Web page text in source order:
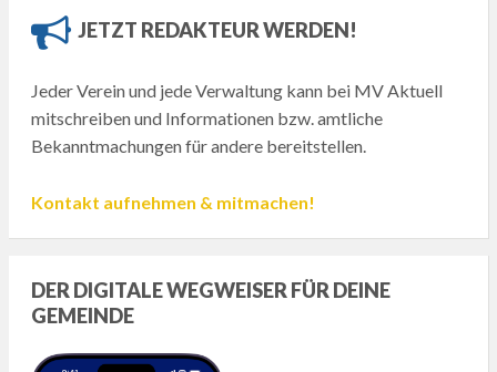
JETZT REDAKTEUR WERDEN!
Jeder Verein und jede Verwaltung kann bei MV Aktuell
mitschreiben und Informationen bzw. amtliche
Bekanntmachungen für andere bereitstellen.
Kontakt aufnehmen & mitmachen!
DER DIGITALE WEGWEISER FÜR DEINE
GEMEINDE